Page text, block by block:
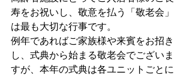
寿をお祝いし、敬意を払う「敬老会」
は最も大切な行事です。
例年であればご家族様や来賓をお招き
し、式典から始まる敬老会でございま
すが、本年の式典は各ユニットごとに